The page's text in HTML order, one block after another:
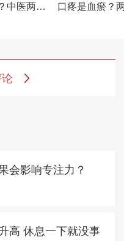
中医两药
口疼是血瘀？
会影响专注力？
高 休息一下就没事